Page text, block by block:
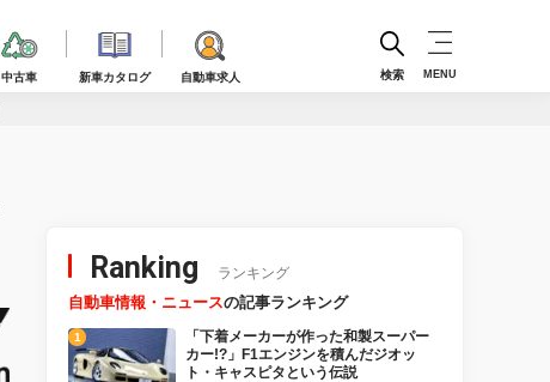
中古車 新車カタログ 自動車求人 検索 MENU
Ranking ランキング
自動車情報・ニュースの記事ランキング
「下着メーカーが作った和製スーパー
カー!?」F1エンジンを積んだジオッ
ト・キャスピタという伝説